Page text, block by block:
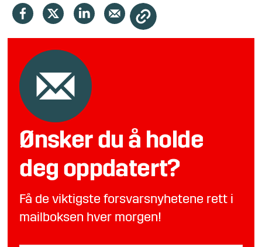
Ønsker du å holde
deg oppdatert?
Få de viktigste forsvarsnyhetene rett i
mailboksen hver morgen!